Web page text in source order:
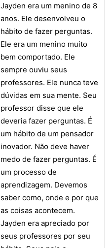
Jayden era um menino de 8
anos. Ele desenvolveu o
hábito de fazer perguntas.
Ele era um menino muito
bem comportado. Ele
sempre ouviu seus
professores. Ele nunca teve
dúvidas em sua mente. Seu
professor disse que ele
deveria fazer perguntas. É
um hábito de um pensador
inovador. Não deve haver
medo de fazer perguntas. É
um processo de
aprendizagem. Devemos
saber como, onde e por que
as coisas acontecem.
Jayden era apreciado por
seus professores por seu